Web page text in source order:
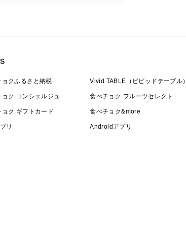
ョクふるさと納税 Vivid TABLE（ビビッドテーブル）
ク コンシェルジュ 食べチョク フルーツセレクト
ョク ギフトカード 食べチョク&more
リ Androidアプリ